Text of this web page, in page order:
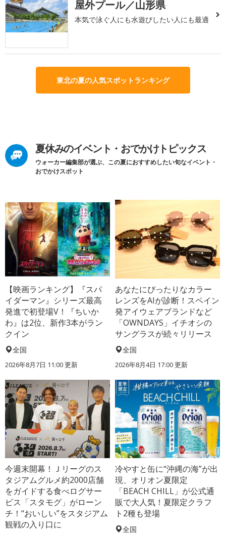
屋外プール／山形県
本気で泳ぐ人にも水遊びしたい人にも最適
東北の夏の人気スポットランキング
夏休みのイベント・おでかけトピックス
ウォーカー編集部が選ぶ、この夏におすすめしたい旬なイベント・
おでかけスポット
【映画ランキング】『スパ
イダーマン』シリーズ最高
発進で初登場V！『ちいか
わ』は2位、新作3本がラン
クイン
全国
2026年8月7日 11:00更新
あなたにぴったりなカラー
レンズをAIが診断！スペイン
発アイウェアブランドなど
「OWNDAYS」イチオシの
サングラスが続々リリース
全国
2026年8月4日 17:00更新
今週末開幕！Ｊリーグのス
タジアムグルメ約2000店舗
をガイドする食べログサー
ビス「スタモグ」がローン
チ！“おいしい”をスタジアム
観戦の入り口に
冷やすと缶に“沖縄の海”が出
現、オリオン夏限定
「BEACH CHILL」が公式通
販で大人気！夏限定クラフ
ト2種も登場
全国